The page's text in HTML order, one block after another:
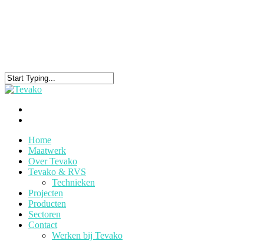
Home
Maatwerk
Over Tevako
Tevako & RVS
Technieken
Projecten
Producten
Sectoren
Contact
Werken bij Tevako